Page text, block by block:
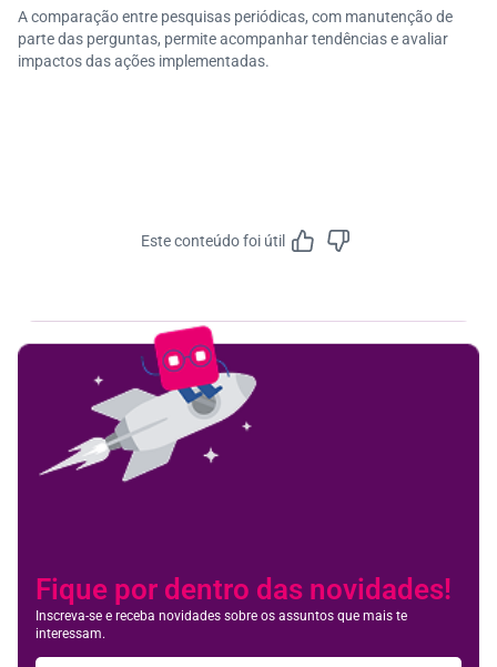
A comparação entre pesquisas periódicas, com manutenção de
parte das perguntas, permite acompanhar tendências e avaliar
impactos das ações implementadas.
Este conteúdo foi útil
Fique por dentro das novidades!
Inscreva-se e receba novidades sobre os assuntos que mais te
interessam.